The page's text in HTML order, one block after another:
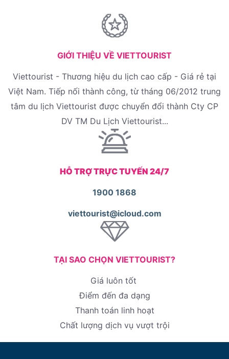
GIỚI THIỆU VỀ VIETTOURIST
Viettourist - Thương hiệu du lịch cao cấp - Giá rẻ tại
Việt Nam. Tiếp nối thành công, từ tháng 06/2012 trung
tâm du lịch Viettourist được chuyển đổi thành Cty CP
DV TM Du Lịch Viettourist...
HỖ TRỢ TRỰC TUYẾN 24/7
1900 1868
viettourist@icloud.com
TẠI SAO CHỌN VIETTOURIST?
Giá luôn tốt
Điểm đến đa dạng
Thanh toán linh hoạt
Chất lượng dịch vụ vượt trội